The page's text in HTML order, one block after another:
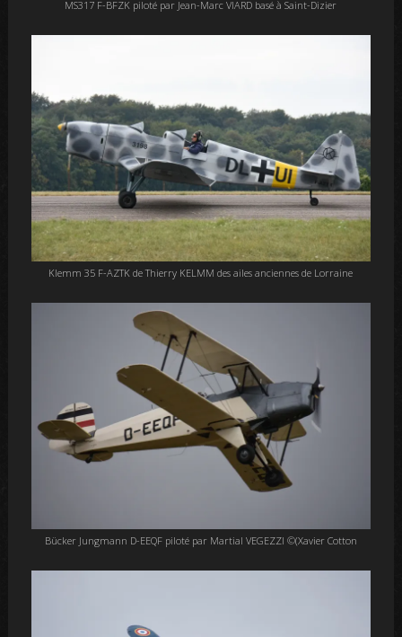
MS317 F-BFZK piloté par Jean-Marc VIARD basé à Saint-Dizier
Klemm 35 F-AZTK de Thierry KELMM des ailes anciennes de Lorraine
Bücker Jungmann D-EEQF piloté par Martial VEGEZZI ©(Xavier Cotton